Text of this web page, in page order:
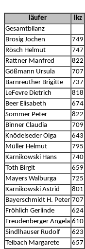
läufer lkz
Gesamtbilanz
Brosig Jochen
749
Rösch Helmut
747
Rattner Manfred
822
Gößmann Ursula
707
Bärnreuther Brigitte
737
LeFevre Dietrich
818
Beer Elisabeth
674
Sommer Peter
822
Binner Claudia
709
Knödelseder Olga
643
Müller Helmut
795
Karnikowski Hans
740
Toth Birgit
659
Mayers Walburga
725
Karnikowski Astrid
801
Bayerschmidt H. Peter 707
Fröhlich Gerlinde
624
Freudenberger Angela 610
Sindlhauser Rudolf
623
Teibach Margarete
657